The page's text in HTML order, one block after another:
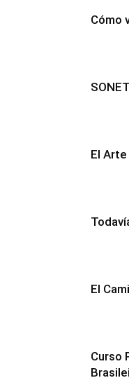
Cómo
El
El
Curso